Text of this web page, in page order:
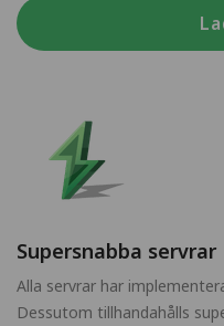
Supersnabba servrar
Alla servrar har
Dessutom tillhandahålls